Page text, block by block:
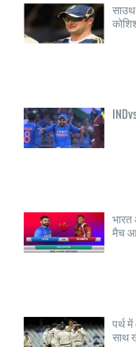
मैच
पर्थ
साथ